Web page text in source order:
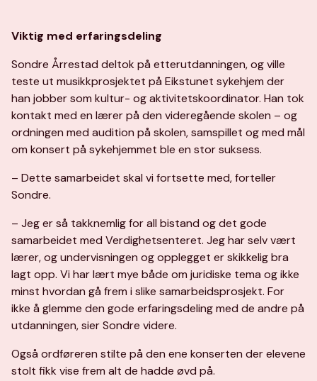
Viktig med erfaringsdeling
Sondre Årrestad deltok på etterutdanningen, og ville
teste ut musikkprosjektet på Eikstunet sykehjem der
han jobber som kultur- og aktivitetskoordinator. Han tok
kontakt med en lærer på den videregående skolen – og
ordningen med audition på skolen, samspillet og med mål
om konsert på sykehjemmet ble en stor suksess.
– Dette samarbeidet skal vi fortsette med, forteller
Sondre.
– Jeg er så takknemlig for all bistand og det gode
samarbeidet med Verdighetsenteret. Jeg har selv vært
lærer, og undervisningen og opplegget er skikkelig bra
lagt opp. Vi har lært mye både om juridiske tema og ikke
minst hvordan gå frem i slike samarbeidsprosjekt. For
ikke å glemme den gode erfaringsdeling med de andre på
utdanningen, sier Sondre videre.
Også ordføreren stilte på den ene konserten der elevene
stolt fikk vise frem alt de hadde øvd på.